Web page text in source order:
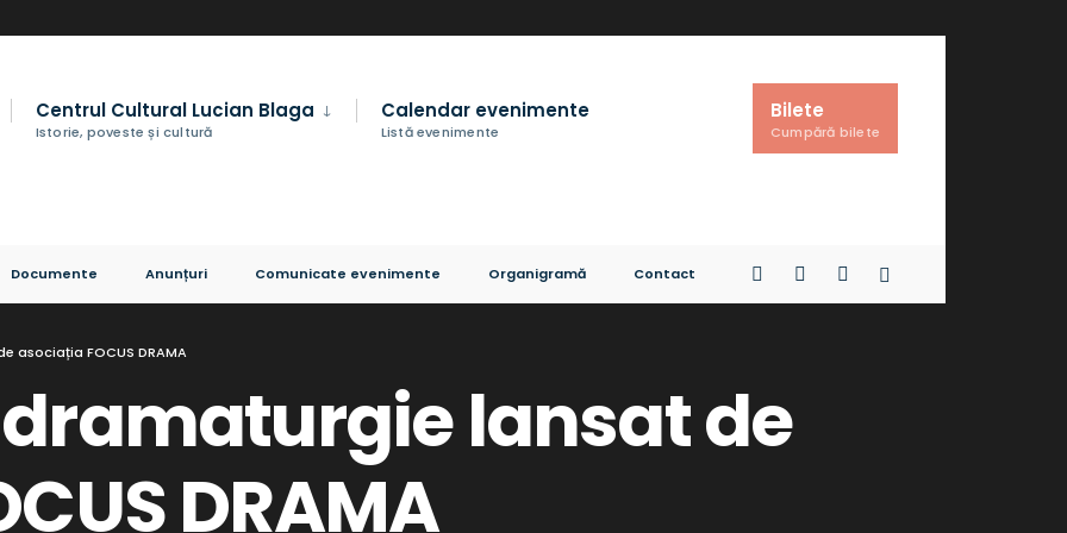
Centrul Cultural Lucian Blaga
Istorie, poveste și cultură
Calendar evenimente
Listă evenimente
Bilete
Cumpără bilete
Documente Anunțuri Comunicate evenimente Organigramă Contact
asociația FOCUS DRAMA
lansat de
DRAMA